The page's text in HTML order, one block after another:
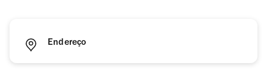
Endereço